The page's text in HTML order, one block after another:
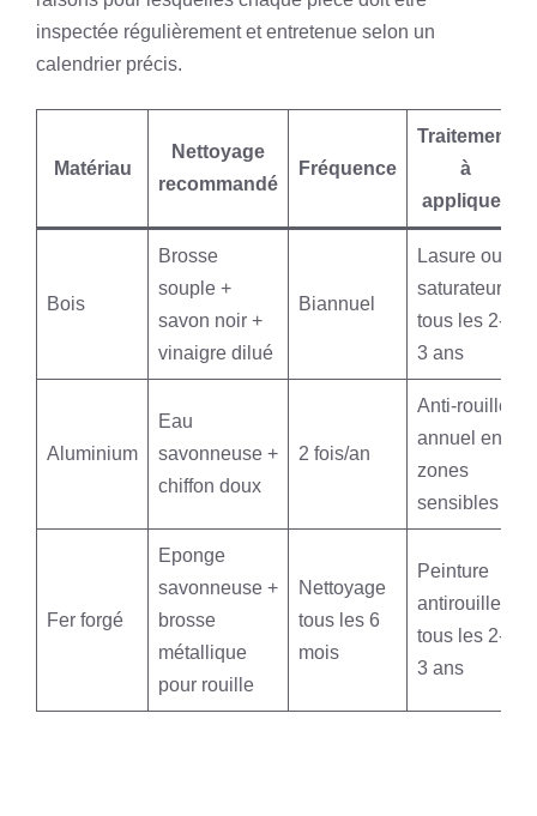
inspectée régulièrement et entretenue selon un
calendrier précis.
Matériau
Nettoyage
recommandé
Fréquence
Traitement
à
appliquer
Bois
Brosse
souple +
savon noir +
vinaigre dilué
Biannuel
Lasure ou
saturateur
tous les 2-
3 ans
Aluminium
Eau
savonneuse +
chiffon doux
2 fois/an
Anti-rouille
annuel en
zones
sensibles
Fer forgé
Eponge
savonneuse +
brosse
métallique
pour rouille
Nettoyage
tous les 6
mois
Peinture
antirouille
tous les 2-
3 ans